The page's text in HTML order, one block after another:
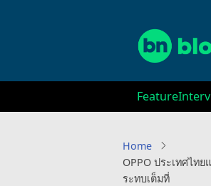
Main
Feature
Home
OPPO ประเทศไท
ระทบเต็มที่